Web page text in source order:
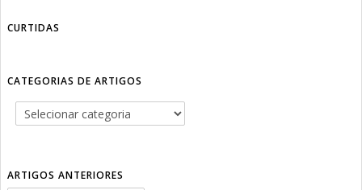
CURTIDAS
CATEGORIAS DE ARTIGOS
ARTIGOS ANTERIORES